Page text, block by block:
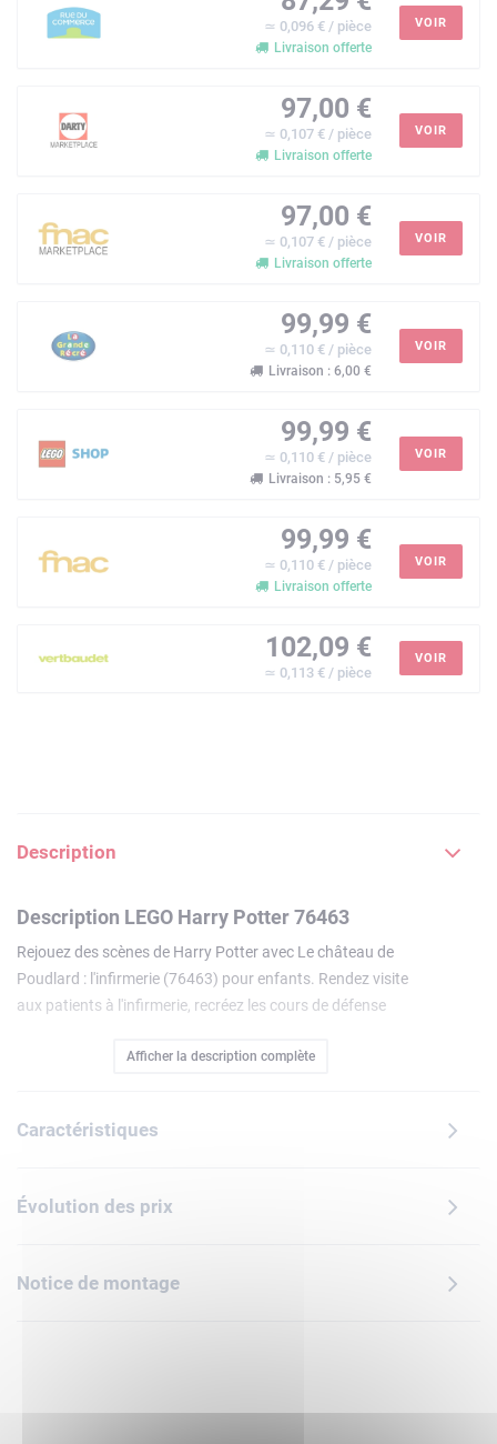
≃ 0,096 € / pièce
Livraison offerte
VOIR
97,00 €
≃ 0,107 € / pièce
Livraison offerte
VOIR
97,00 €
≃ 0,107 € / pièce
Livraison offerte
VOIR
99,99 €
≃ 0,110 € / pièce
Livraison : 6,00 €
VOIR
99,99 €
≃ 0,110 € / pièce
Livraison : 5,95 €
VOIR
99,99 €
≃ 0,110 € / pièce
Livraison offerte
VOIR
102,09 €
≃ 0,113 € / pièce
VOIR
Description
Description LEGO Harry Potter 76463
Rejouez des scènes de Harry Potter avec Le château de
Poudlard : l'infirmerie (76463) pour enfants. Rendez visite
aux patients à l'infirmerie, recréez les cours de défense
la Dame Grisedans la salle commune de Serdaigle.Cadeau
Potter, dont le Détraqueur de Harry Potter. Il comprend
Remus Lupin, un Patronus collector de la série spéciale 25e
anniversaire (sets vendus séparément). Retirez la salle de
rocheuses pour jouer plus facilement et cherchez les 2
portraits de Poudlard à collectionner (sur 14).Ce jouet fait
Afficher la description complète
Caractéristiques
Évolution des prix
Notice de montage